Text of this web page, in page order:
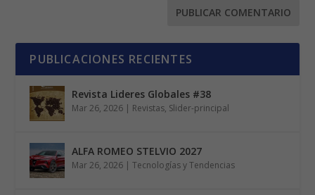
PUBLICACIONES RECIENTES
Revista Lideres Globales #38
Mar 26, 2026 | Revistas, Slider-principal
ALFA ROMEO STELVIO 2027
Mar 26, 2026 |Tecnologías y Tendencias